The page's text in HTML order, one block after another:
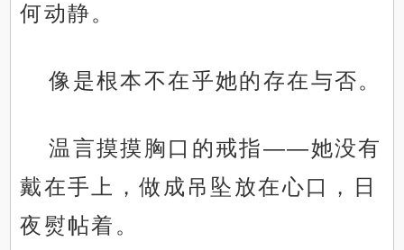
何动静。
像是根本不在乎她的存在与否。
温言摸摸胸口的戒指——她没有
戴在手上，做成吊坠放在心口，日
夜熨帖着。